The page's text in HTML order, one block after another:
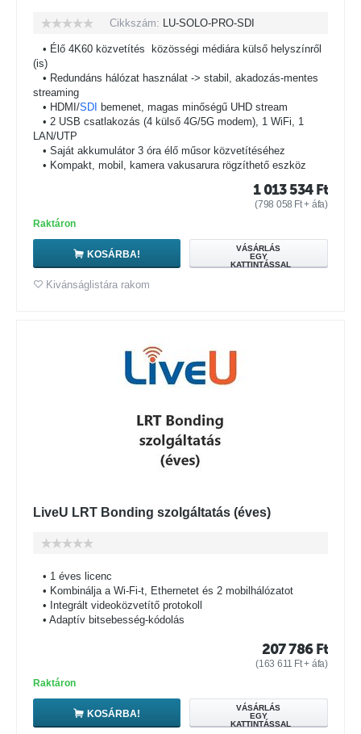
Cikkszám: LU-SOLO-PRO-SDI
• Élő 4K60 közvetítés
közösségi médiára külső helyszínről
(is)
• Redundáns hálózat használat -> stabil, akadozás-mentes
streaming
• HDMI/SDI
bemenet, magas minőségű UHD stream
• 2 USB csatlakozás (4 külső 4G/5G modem), 1 WiFi, 1
LAN/UTP
• Saját akkumulátor 3 óra élő műsor közvetítéséhez
• Kompakt, mobil, kamera vakusarura rögzíthető eszköz
1 013 534 Ft
(798 058 Ft+ áfa)
Raktáron
KOSÁRBA!
VÁSÁRLÁS
EGY
KATTINTÁSSAL
Kivánságlistára rakom
LiveU LRT Bonding szolgáltatás (éves)
• 1 éves licenc
• Kombinálja a Wi-Fi-t, Ethernetet és 2 mobilhálózatot
• Integrált videoközvetítő protokoll
• Adaptív bitsebesség-kódolás
207 786 Ft
(163 611 Ft+ áfa)
Raktáron
KOSÁRBA!
VÁSÁRLÁS
EGY
KATTINTÁSSAL